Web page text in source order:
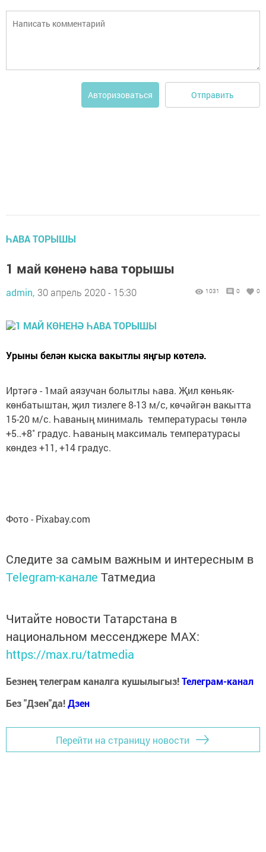
Авторизоваться Отправить
ҺАВА ТОРЫШЫ
1 май көненә һава торышы
admin, 30 апрель 2020 - 15:30 1031 0 0
Урыны белән кыска вакытлы яңгыр көтелә.
Иртәгә - 1май аязучан болытлы һава. Җил көньяк-
көнбатыштан, җил тизлеге 8-13 м/с, көчәйгән вакытта
15-20 м/с. Һаваның минималь температурасы төнлә
+5..+8˚ градус. Һаваның максималь температурасы
көндез +11, +14 градус.
Фото - Pixabay.com
Следите за самым важным и интересным в
Telegram-канале Татмедиа
Читайте новости Татарстана в
национальном мессенджере MАХ:
https://max.ru/tatmedia
Безнең телеграм каналга кушылыгыз!Телеграм-канал
Без "Дзен"да!Дзен
Перейти на страницу новости